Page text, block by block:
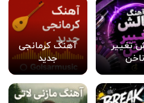
تغییر
آهنگ کرمانجی
جدید